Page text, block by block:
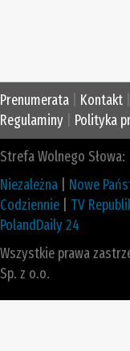
Prenumerata Kontakt
Regulaminy
Polityka
Strefa Wolnego Słowa:
Niezależna
Nowe
Codziennie
TV
PolandDaily 24
Wszystkie prawa
Sp. z o.o.